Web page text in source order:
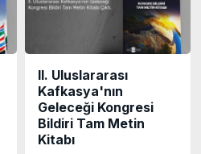
II. Uluslararası
Kafkasya'nın
Geleceği Kongresi
Bildiri Tam Metin
Kitabı